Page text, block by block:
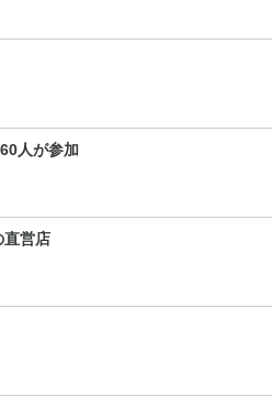
人が参加
営店